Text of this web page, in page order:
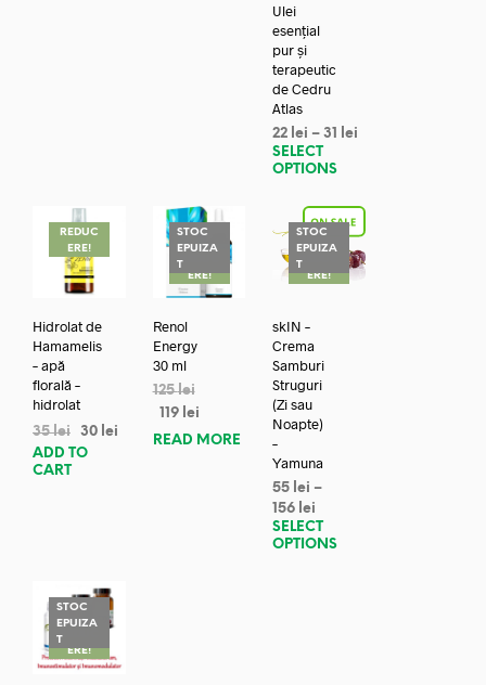
Ulei
esențial
pur și
terapeutic
de Cedru
Atlas
22 lei –31
lei
SELECT
OPTIONS
REDUC
ERE!
Hidrolat de
Hamamelis
– apă
florală –
hidrolat
35lei 30 lei
ADD TO
CART
STOC
EPUIZA
TREDUC
ERE!
Renol
Energy
30 ml
125lei
119 lei
READ MORE
STOC
EPUIZA
TREDUC
ERE!
skIN –
Crema
Samburi
Struguri
(Zi sau
Noapte)
–
Yamuna
55 lei –
156 lei
SELECT
OPTIONS
STOC
EPUIZA
TREDUC
ERE!